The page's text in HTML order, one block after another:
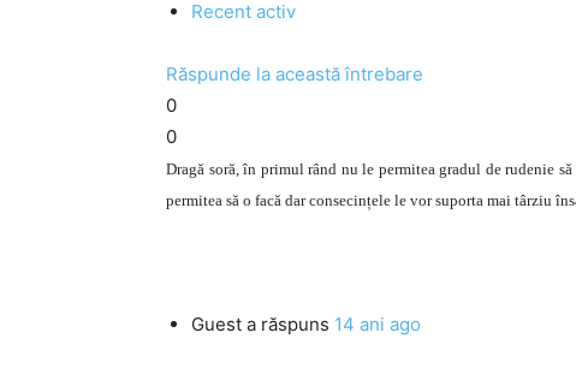
Recent activ
Răspunde la această întrebare
0
0
Dragă soră, în primul rând nu le permitea gradul de rudenie
permitea să o facă dar consecințele le vor suporta mai târziu
Guest a răspuns 14 ani ago